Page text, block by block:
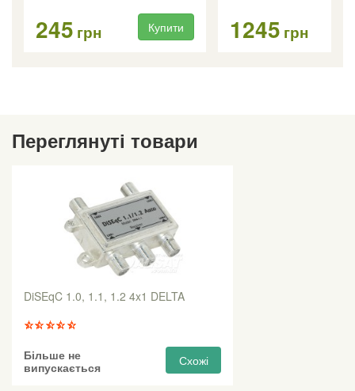
245 грн Купити 1245 грн
Переглянуті товари
DiSEqC 1.0, 1.1, 1.2 4x1 DELTA
Більше не
випускається
Схожі